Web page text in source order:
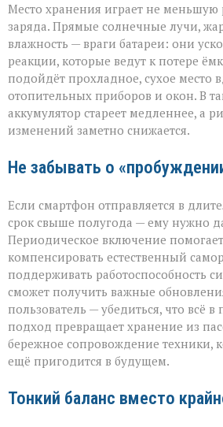
Место хранения играет не меньшую
заряда. Прямые солнечные лучи,
влажность — враги батареи: они
реакции, которые ведут к потере
подойдёт прохладное, сухое место
отопительных приборов и окон. В
аккумулятор стареет медленнее, а
изменений заметно снижается.
Не забывать о
Если смартфон отправляется в
срок свыше полугода — ему нужно
Периодическое включение
компенсировать естественный
поддерживать работоспособность
сможет получить важные
пользователь — убедиться, что всё в
подход превращает хранение из
бережное сопровождение техники,
ещё пригодится в будущем.
Тонкий баланс вместо